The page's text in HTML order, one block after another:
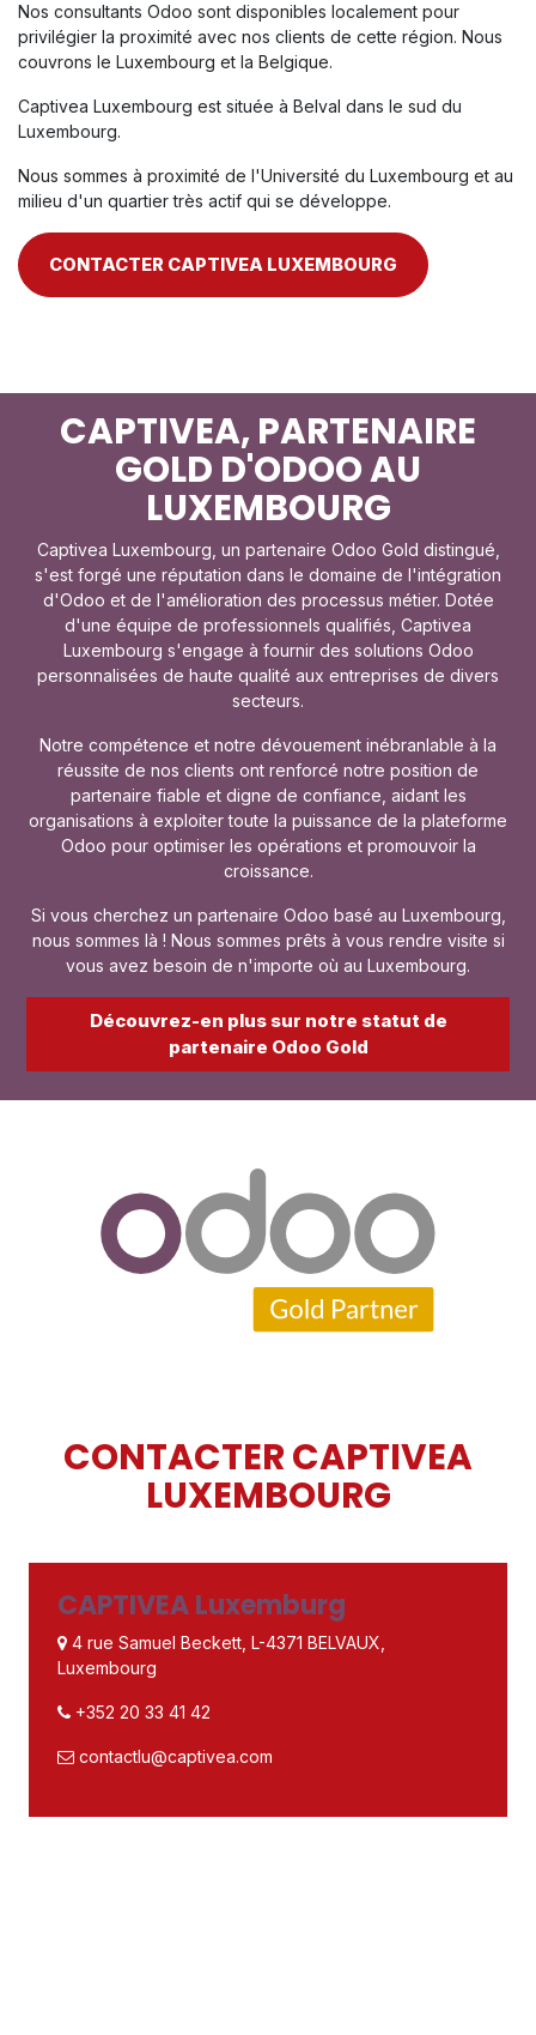
Nos consultants Odoo sont disponibles localement pour
privilégier la proximité avec nos clients de cette région. Nous
couvrons le Luxembourg et la Belgique.
Captivea Luxembourg est située à Belval dans le sud du
Luxembourg.
Nous sommes à proximité de l'Université du Luxembourg et au
milieu d'un quartier très actif qui se développe.
CONTACTER CAPTIVEA LUXEMBOURG
CAPTIVEA, PARTENAIRE
GOLD D'ODOO AU
LUXEMBOURG​
Captivea Luxembourg, un partenaire Odoo Gold distingué,
s'est forgé une réputation dans le domaine de l'intégration
d'Odoo et de l'amélioration des processus métier. Dotée
d'une équipe de professionnels qualifiés, Captivea
Luxembourg s'engage à fournir des solutions Odoo
personnalisées de haute qualité aux entreprises de divers
secteurs.
Notre compétence et notre dévouement inébranlable à la
réussite de nos clients ont renforcé notre position de
partenaire fiable et digne de confiance, aidant les
organisations à exploiter toute la puissance de la plateforme
Odoo pour optimiser les opérations et promouvoir la
croissance.
Si vous cherchez un partenaire Odoo basé au Luxembourg,
nous sommes là ! Nous sommes prêts à vous rendre visite si
vous avez besoin de n'importe où au Luxembourg.
Découvrez-en plus sur notre statut de
partenaire Odoo Gold
CONTACTER CAPTIVEA
LUXEMBOURG
CAPTIVEA Luxemburg
4 rue Samuel Beckett, L-4371 BELVAUX,
Luxembourg
+352 20 33 41 42
contactlu@captivea.com